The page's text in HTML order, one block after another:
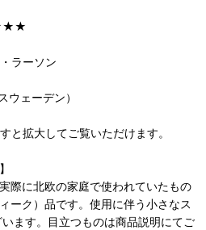
ラーソン
ェーデン）
拡大してご覧いただけます。
際に北欧の家庭で使われていたもの
ーク）品です。使用に伴う小さなス
ます。目立つものは商品説明にてご